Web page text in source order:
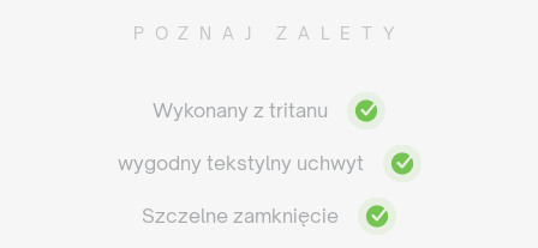
POZNAJ ZALETY
Wykonany z tritanu
wygodny tekstylny uchwyt
Szczelne zamknięcie